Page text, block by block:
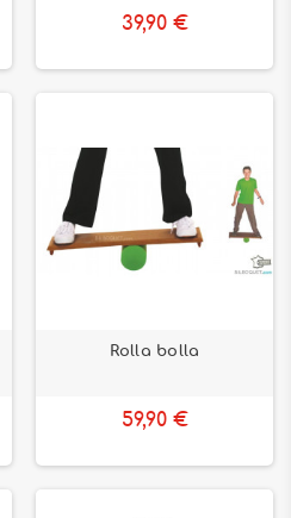
39,90 €
Rolla bolla
59,90 €